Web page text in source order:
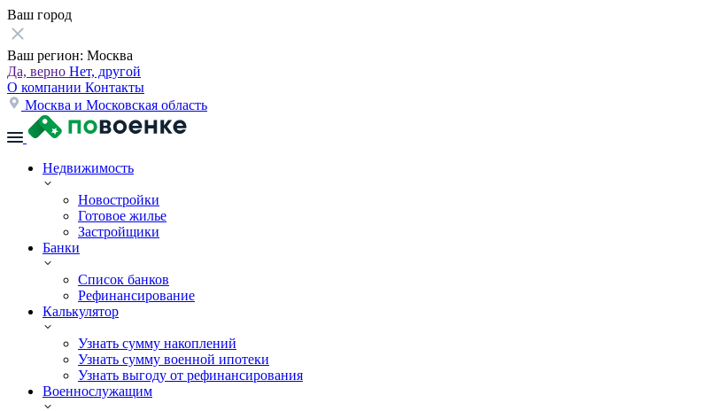
Ваш город
Ваш регион: Москва
Да, верно Нет, другой
О компании Контакты
Москва и Московская область
Недвижимость
Новостройки
Готовое жилье
Застройщики
Банки
Список банков
Рефинансирование
Калькулятор
Узнать сумму накоплений
Узнать сумму военной ипотеки
Узнать выгоду от рефинансирования
Военнослужащим